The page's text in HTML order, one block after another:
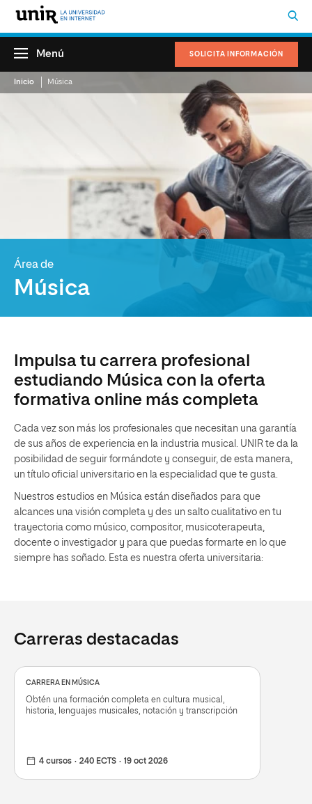
SOLICITA INFORMACIÓN
Menú
Inicio Música
Área de
Música
Impulsa tu carrera profesional
estudiando Música con la oferta
formativa online más completa
Cada vez son más los profesionales que necesitan una garantía
de sus años de experiencia en la industria musical. UNIR te da la
posibilidad de seguir formándote y conseguir, de esta manera,
un título oficial universitario en la especialidad que te gusta.
Nuestros estudios en Música están diseñados para que
alcances una visión completa y des un salto cualitativo en tu
trayectoria como músico, compositor, musicoterapeuta,
docente o investigador y para que puedas formarte en lo que
siempre has soñado. Esta es nuestra oferta universitaria:
Carreras destacadas
CARRERA EN MÚSICA
Obtén una formación completa en cultura musical,
historia, lenguajes musicales, notación y transcripción
4 cursos 240 ECTS 19 oct 2026